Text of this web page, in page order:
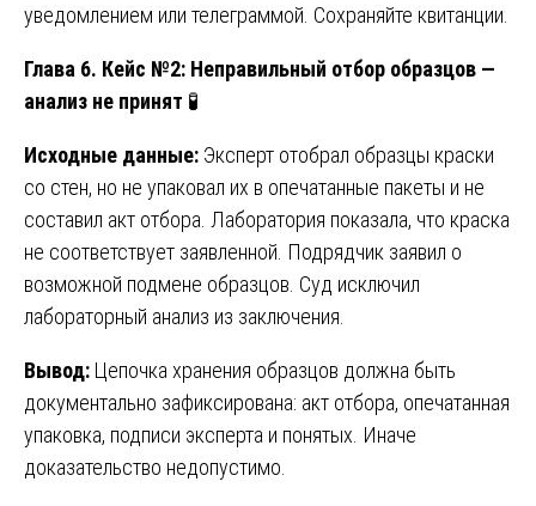
уведомлением или телеграммой. Сохраняйте квитанции.
Глава 6. Кейс №2: Неправильный отбор образцов —
анализ не принят 🧪
Исходные данные: Эксперт отобрал образцы краски
со стен, но не упаковал их в опечатанные пакеты и не
составил акт отбора. Лаборатория показала, что краска
не соответствует заявленной. Подрядчик заявил о
возможной подмене образцов. Суд исключил
лабораторный анализ из заключения.
Вывод: Цепочка хранения образцов должна быть
документально зафиксирована: акт отбора, опечатанная
упаковка, подписи эксперта и понятых. Иначе
доказательство недопустимо.